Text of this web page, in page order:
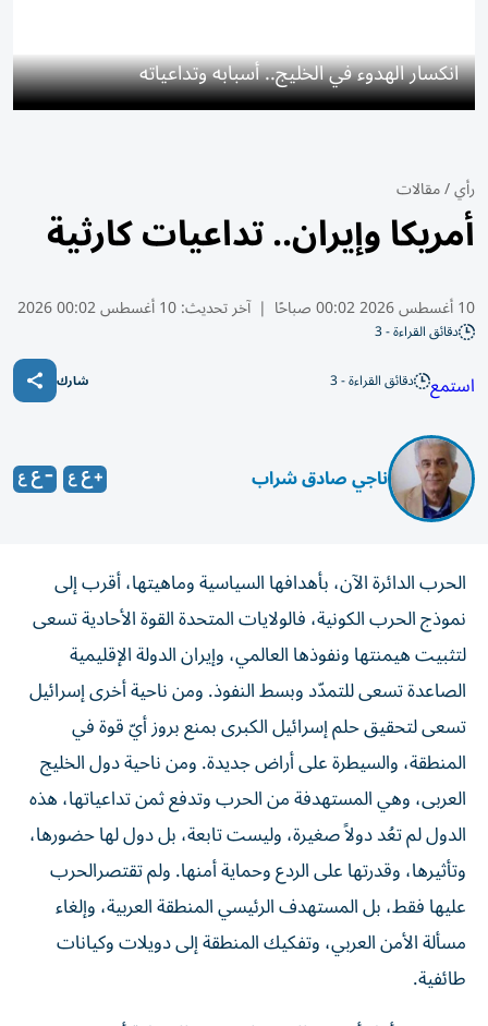
انكسار الهدوء في الخليج.. أسبابه وتداعياته
رأي/مقالات
أمريكا وإيران.. تداعيات كارثية
10 أغسطس 2026 00:02 صباحًا | آخر تحديث:10 أغسطس 00:02 2026
دقائق القراءة - 3
استمع دقائق القراءة - 3 شارك
ناجي صادق شراب
الحرب الدائرة الآن، بأهدافها السياسية وماهيتها، أقرب إلى
نموذج الحرب الكونية، فالولايات المتحدة القوة الأحادية تسعى
لتثبيت هيمنتها ونفوذها العالمي، وإيران الدولة الإقليمية
الصاعدة تسعى للتمدّد وبسط النفوذ. ومن ناحية أخرى إسرائيل
تسعى لتحقيق حلم إسرائيل الكبرى بمنع بروز أيّ قوة في
المنطقة، والسيطرة على أراض جديدة. ومن ناحية دول الخليج
العربى، وهي المستهدفة من الحرب وتدفع ثمن تداعياتها، هذه
الدول لم تعُد دولاً صغيرة، وليست تابعة، بل دول لها حضورها،
وتأثيرها، وقدرتها على الردع وحماية أمنها. ولم تقتصرالحرب
عليها فقط، بل المستهدف الرئيسي المنطقة العربية، وإلغاء
مسألة الأمن العربي، وتفكيك المنطقة إلى دويلات وكيانات
طائفية.